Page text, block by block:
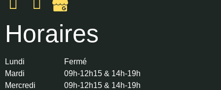
Horaires
Lundi
Fermé
Mardi
09h-12h15 & 14h-19h
Mercredi
09h-12h15 & 14h-19h